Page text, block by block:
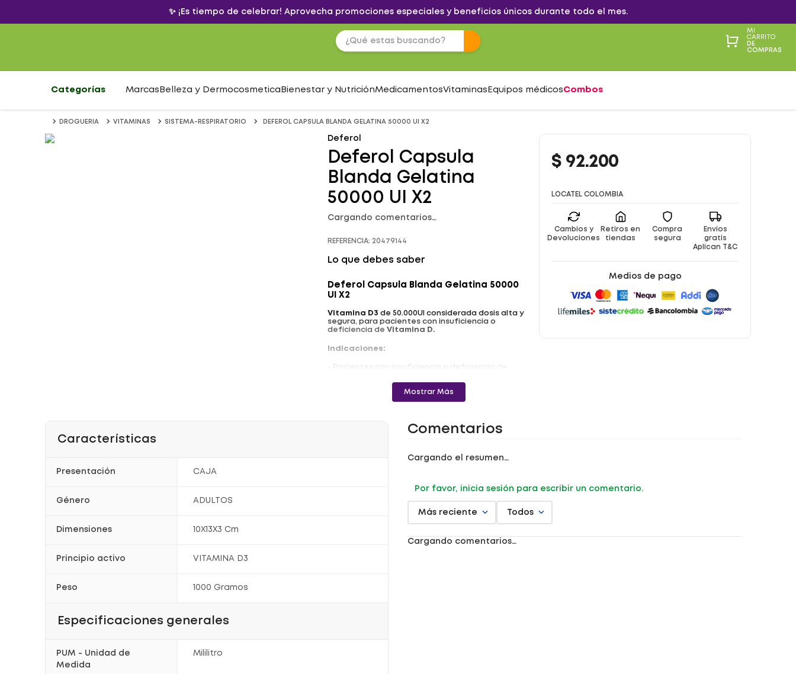
✨ ¡Es tiempo de celebrar! Aprovecha promociones especiales y beneficios únicos durante todo el mes.
MI
CARRITO
DE
COMPRAS
Categorías Marcas Belleza y Dermocosmetica Bienestar y NutriciónMedicamentosVitaminas Equipos médicosCombos
DROGUERIA VITAMINAS SISTEMA-RESPIRATORIO DEFEROL CAPSULA BLANDA GELATINA 50000 UI X2
Deferol
Deferol Capsula
Blanda Gelatina
50000 UI X2
Cargando comentarios…
REFERENCIA: 20479144
Lo que debes saber
Deferol Capsula Blanda Gelatina 50000
UI X2
Vitamina D3 de 50.000UI considerada dosis alta y
segura, para pacientes con insuficiencia o
deficiencia de Vitamina D.
Indicaciones:
rápidamente con una dosis alta y segura y de
Registro Sanitario: INVIMA 2023M-0021152
Mostrar Más
$ 92.200
LOCATEL COLOMBIA
Cambios y
Devoluciones
Retiros en
tiendas
Compra
segura
Envíos
gratis
Aplican T&C
Medios de pago
Características
Presentación CAJA
Género ADULTOS
Dimensiones 10X13X3 Cm
Principio activo VITAMINA D3
Peso 1000 Gramos
Especificaciones generales
PUM - Unidad de
Medida
Mililitro
Comentarios
Cargando el resumen…
Por favor, inicia sesión para escribir un comentario.
Más reciente Todos
Cargando comentarios…